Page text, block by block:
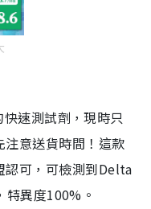
速測試劑，現時只
意送貨時間！這款
認可，可檢測到Delta
異度100%。